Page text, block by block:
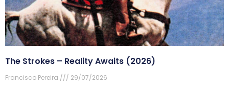
The Strokes – Reality Awaits (2026)
Francisco Pereira 29/07/2026